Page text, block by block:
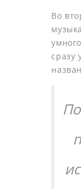
Во
сразу